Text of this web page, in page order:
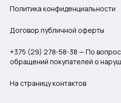
Политика конфиденциальности
Договор публичной оферты
+375 (29) 278-58-38 — По
обращений покупателей о
На страницу контактов